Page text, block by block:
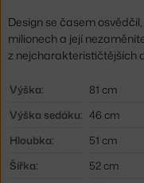
Design se časem
milionech a její
z nejcharakterističtějších
Výška:
81 cm
Výška sedáku: 46 cm
Hloubka:
51 cm
Šířka:
52 cm